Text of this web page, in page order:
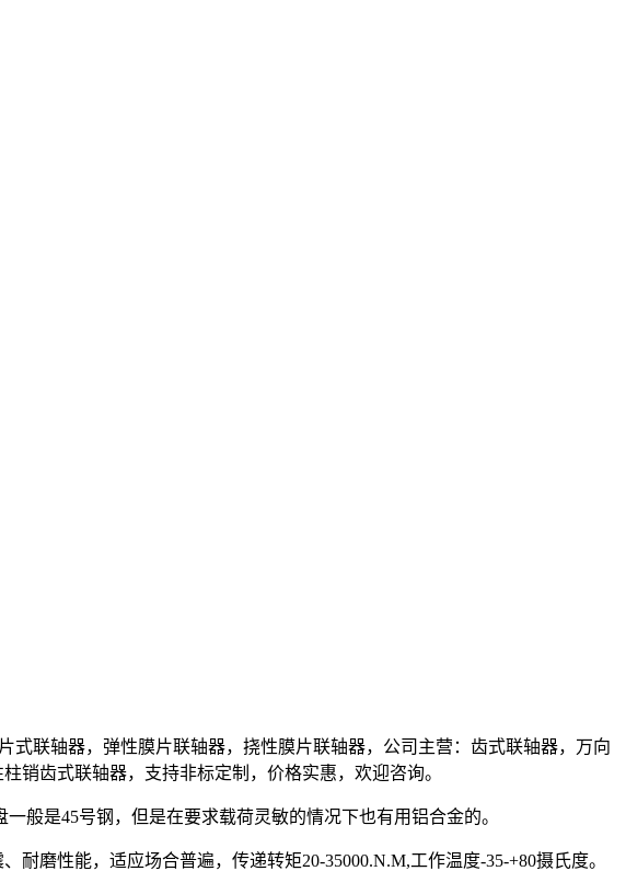
联轴器，弹性膜片联轴器，挠性膜片联轴器，公司主营：齿式联轴器，万向
销齿式联轴器，支持非标定制，价格实惠，欢迎咨询。
般是45号钢，但是在要求载荷灵敏的情况下也有用铝合金的。
磨性能，适应场合普遍，传递转矩20-35000.N.M,工作温度-35-+80摄氏度。